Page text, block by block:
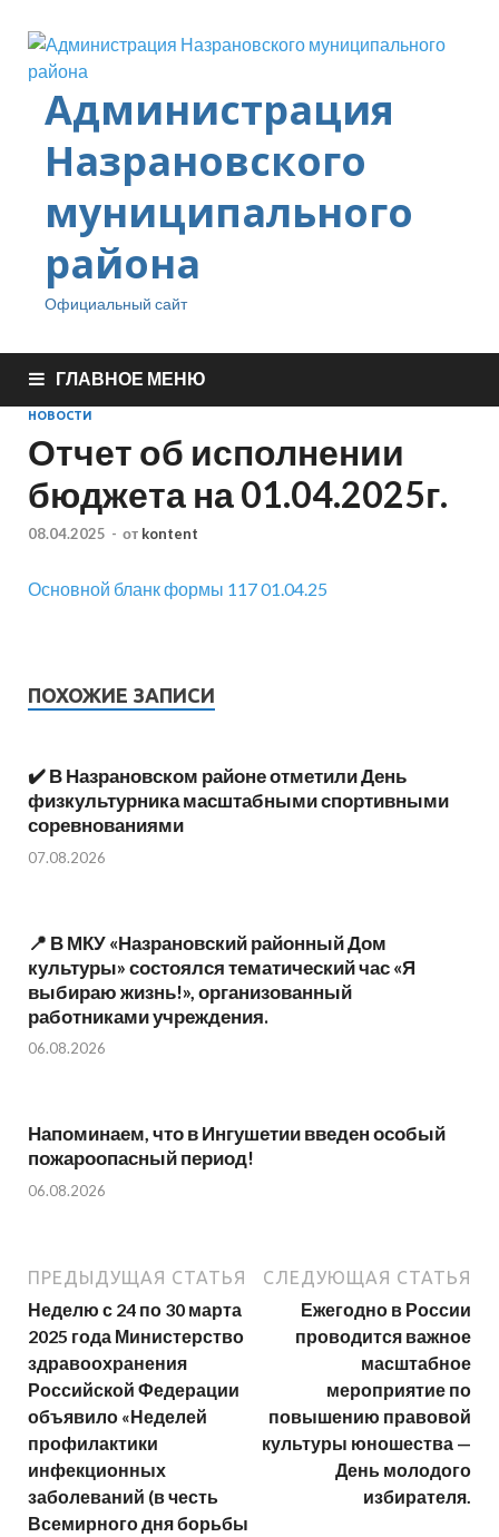
Администрация
Назрановского
муниципального
района
Официальный сайт
ГЛАВНОЕ МЕНЮ
НОВОСТИ
Отчет об исполнении
бюджета на 01.04.2025г.
08.04.2025 - от kontent
Основной бланк формы 117 01.04.25
ПОХОЖИЕ ЗАПИСИ
✔️ В Назрановском районе отметили День
физкультурника масштабными спортивными
соревнованиями
07.08.2026
📍 В МКУ «Назрановский районный Дом
культуры» состоялся тематический час «Я
выбираю жизнь!», организованный
работниками учреждения.
06.08.2026
Напоминаем, что в Ингушетии введен особый
пожароопасный период!⁣⁣⠀
06.08.2026
ПРЕДЫДУЩАЯ СТАТЬЯ
Неделю с 24 по 30 марта
2025 года Министерство
здравоохранения
Российской Федерации
объявило «Неделей
профилактики
инфекционных
заболеваний (в честь
Всемирного дня борьбы
СЛЕДУЮЩАЯ СТАТЬЯ
Ежегодно в России
проводится важное
масштабное
мероприятие по
повышению правовой
культуры юношества —
День молодого
избирателя.